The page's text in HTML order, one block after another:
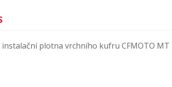
plotna vrchního kufru CFMOTO MT